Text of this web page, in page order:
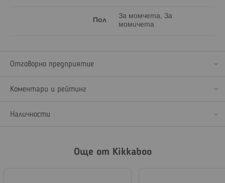
Пол
За момчета, За
момичета
Отговорно предприятие
Коментари и рейтинг
Наличности
Още от Kikkaboo